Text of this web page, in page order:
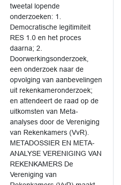
tweetal lopende
onderzoeken: 1.
Democratische legitimiteit
RES 1.0 en het proces
daarna; 2.
Doorwerkingsonderzoek,
een onderzoek naar de
opvolging van aanbevelingen
uit rekenkameronderzoek;
en attendeert de raad op de
uitkomsten van Meta-
analyses door de Vereniging
van Rekenkamers (VvR).
METADOSSIER EN META-
ANALYSE VERENIGING VAN
REKENKAMERS De
Vereniging van